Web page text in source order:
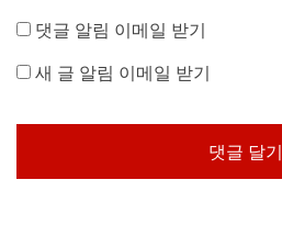
댓글 알림 이메일 받기
새 글 알림 이메일 받기